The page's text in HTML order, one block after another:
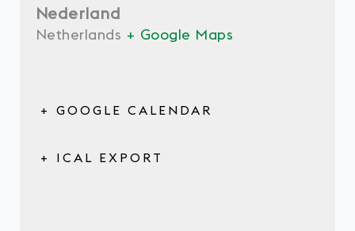
Nederland
Netherlands + Google Maps
+ GOOGLE CALENDAR
+ ICAL EXPORT